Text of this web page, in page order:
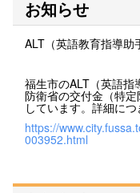
お知らせ
ALT（英語教育指導助
福生市のALT（英語指
防衛省の交付金（特
しています。詳細につ
https://
003952.html